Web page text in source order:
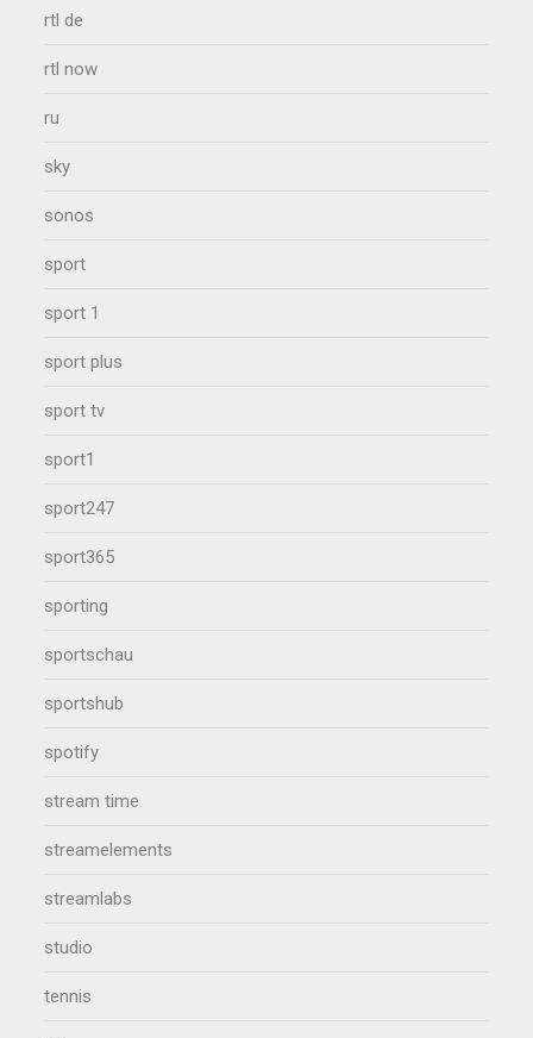
rtl de
rtl now
ru
sky
sonos
sport
sport 1
sport plus
sport tv
sport1
sport247
sport365
sporting
sportschau
sportshub
spotify
stream time
streamelements
streamlabs
studio
tennis